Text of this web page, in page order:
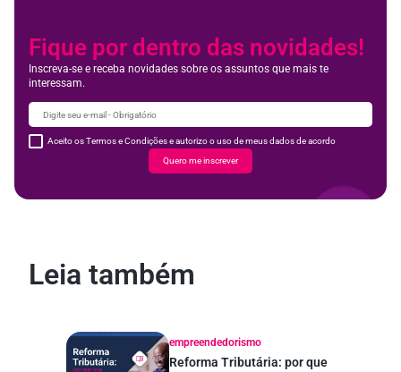
Fique por dentro das novidades!
Inscreva-se e receba novidades sobre os assuntos que mais te
interessam.
Aceito os Termos e Condições e autorizo o uso de meus dados de acordo
Quero me inscrever
Leia também
empreendedorismo
Reforma Tributária: por que